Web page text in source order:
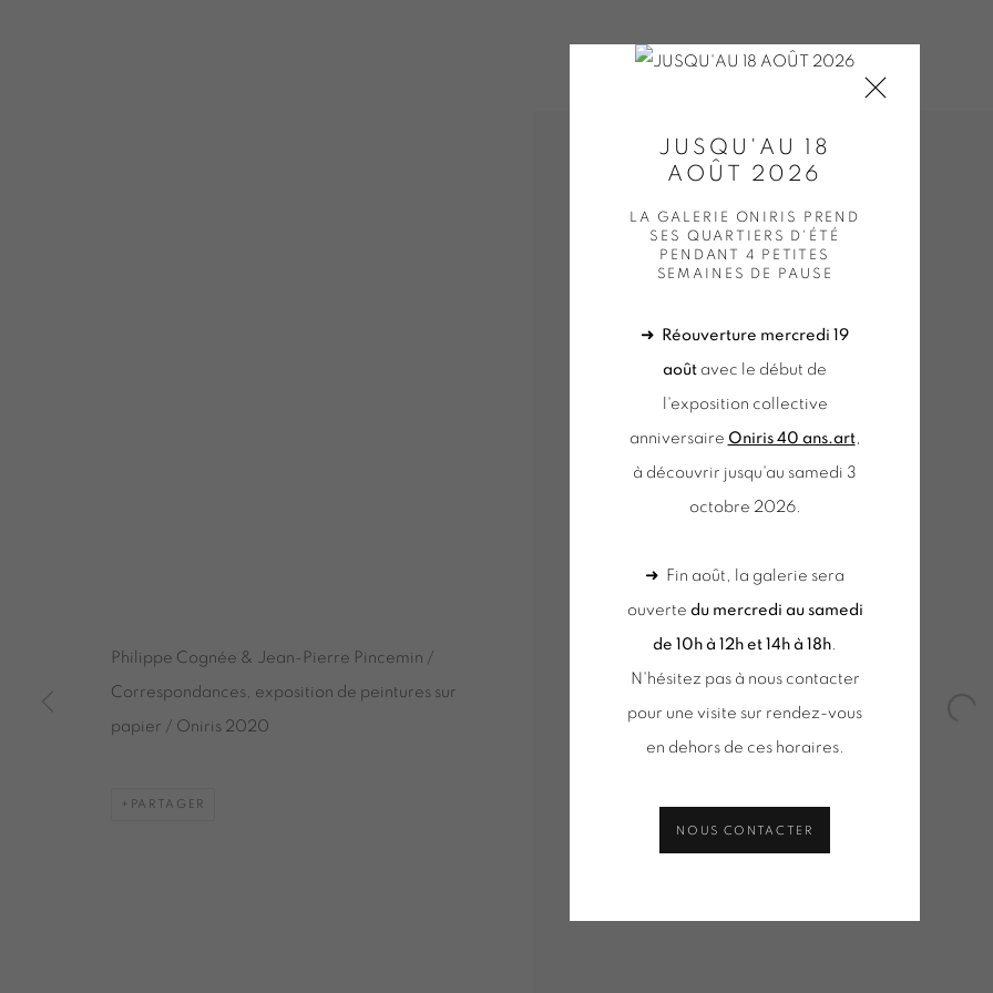
PHILIPPE COGNÉE - JEAN-
25 SEPTEMBRE - 7 NOVEMBRE 2020
PHILIPPE COGNÉE - JEAN-PIERRE PINCEMIN
JUSQU'AU 18
AOÛT 2026
LA GALERIE ONIRIS PREND
SES QUARTIERS D'ÉTÉ
PENDANT 4 PETITES
SEMAINES DE PAUSE
➜ Réouverture mercredi 19
août avec le début de
l'exposition collective
anniversaire Oniris 40 ans.art,
à découvrir jusqu'au samedi 3
octobre 2026.
➜ Fin août, la galerie sera
ouverte du mercredi au samedi
de 10h à 12h et 14h à 18h.
N'hésitez pas à nous contacter
pour une visite sur rendez-vous
en dehors de ces horaires.
NOUS CONTACTER
Philippe Cognée & Jean-Pierre Pincemin /
Correspondances, exposition de peintures sur
papier / Oniris 2020
PARTAGER